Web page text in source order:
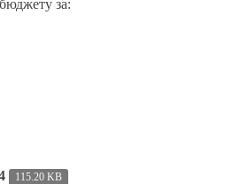
за:
115.20 KB